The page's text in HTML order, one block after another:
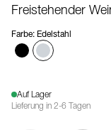
Freistehender
Farbe: Edelstahl
Auf Lager
Lieferung in 2-6 Tagen